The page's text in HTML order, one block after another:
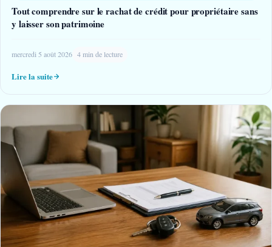
Tout comprendre sur le rachat de crédit pour propriétaire sans
y laisser son patrimoine
mercredi 5 août 2026 4 min de lecture
Lire la suite